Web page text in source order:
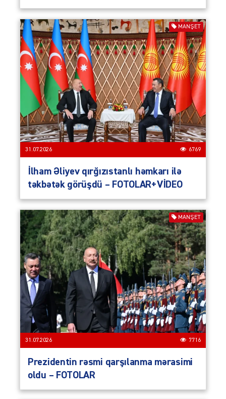
MANŞET
31.07.2026 6769
İlham Əliyev qırğızıstanlı həmkarı ilə
təkbətək görüşdü – FOTOLAR+VİDEO
MANŞET
31.07.2026 7716
Prezidentin rəsmi qarşılanma mərasimi
oldu – FOTOLAR